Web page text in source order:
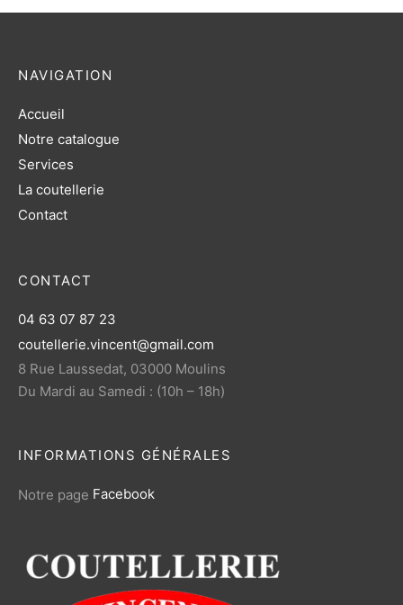
NAVIGATION
Accueil
Notre catalogue
Services
La coutellerie
Contact
CONTACT
04 63 07 87 23
coutellerie.vincent@gmail.com
8 Rue Laussedat, 03000 Moulins
Du Mardi au Samedi : (10h – 18h)
INFORMATIONS GÉNÉRALES
Notre page Facebook